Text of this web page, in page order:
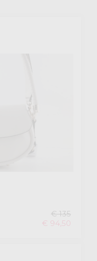
€ 135
€ 94,50